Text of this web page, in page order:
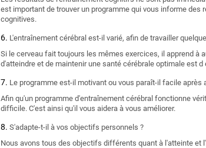
est important de trouver un programme qui vous informe
cognitives.
L'entraînement cérébral est-il varié, afin de travailler
Si le cerveau fait toujours les mêmes exercices, il apprend
d'atteindre et de maintenir une santé cérébrale optimale est
Le programme est-il motivant ou vous paraît-il facile après
Afin qu'un programme d'entraînement cérébral fonctionne
difficile. C'est ainsi qu'il vous aidera à vous améliorer.
S'adapte-t-il à vos objectifs personnels ?
Nous avons tous des objectifs différents quant à l'atteinte et